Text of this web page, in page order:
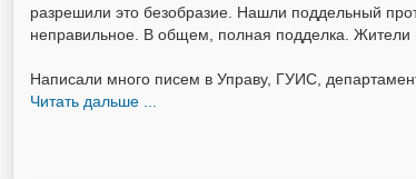
разрешили это безобразие. Нашли поддельный
неправильное. В общем, полная подделка. Жители
Написали много писем в Управу, ГУИС,
Читать дальше ...